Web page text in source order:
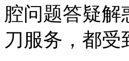
腔问题答疑
刀服务，都